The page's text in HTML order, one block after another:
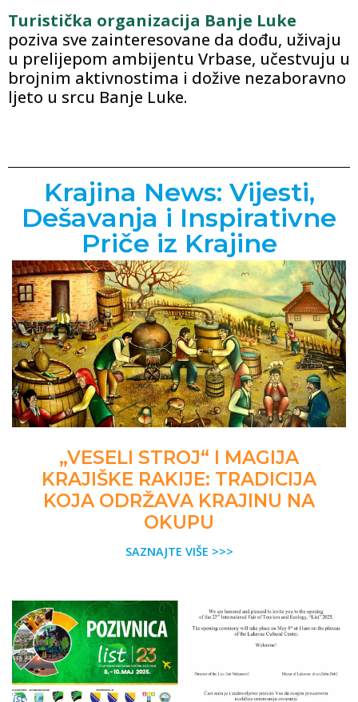
Turistička organizacija Banje Luke
poziva sve zainteresovane da dođu, uživaju
u prelijepom ambijentu Vrbase, učestvuju u
brojnim aktivnostima i dožive nezaboravno
ljeto u srcu Banje Luke.
Krajina News: Vijesti,
Dešavanja i Inspirativne
Priče iz Krajine
„VESELI STROJ“ I MAGIJA
KRAJIŠKE RAKIJE: TRADICIJA
KOJA ODRŽAVA KRAJINU NA
OKUPU
SAZNAJTE VIŠE >>>